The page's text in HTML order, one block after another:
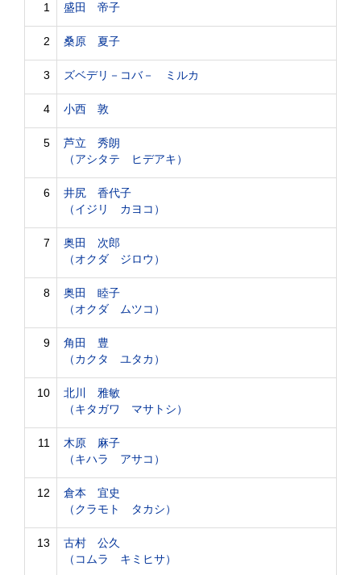
1 盛田 帝子
2 桑原 夏子
3 ズベデリ－コバ－ ミルカ
4 小西 敦
5
芦立 秀朗
（アシタテ ヒデアキ）
6
井尻 香代子
（イジリ カヨコ）
7
奥田 次郎
（オクダ ジロウ）
8
奥田 睦子
（オクダ ムツコ）
9
角田 豊
（カクタ ユタカ）
10
北川 雅敏
（キタガワ マサトシ）
11
木原 麻子
（キハラ アサコ）
12
倉本 宜史
（クラモト タカシ）
13
古村 公久
（コムラ キミヒサ）